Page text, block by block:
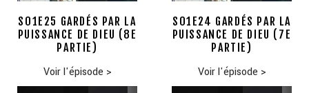
S01E25 GARDÉS PAR LA
PUISSANCE DE DIEU (8E
PARTIE)
Voir l'épisode >
S01E24 GARDÉS PAR LA
PUISSANCE DE DIEU (7E
PARTIE)
Voir l'épisode >